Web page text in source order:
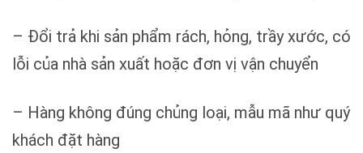
– Đổi trả khi sản phẩm rách, hỏng, trầy xước, có
lỗi của nhà sản xuất hoặc đơn vị vận chuyển
– Hàng không đúng chủng loại, mẫu mã như quý
khách đặt hàng